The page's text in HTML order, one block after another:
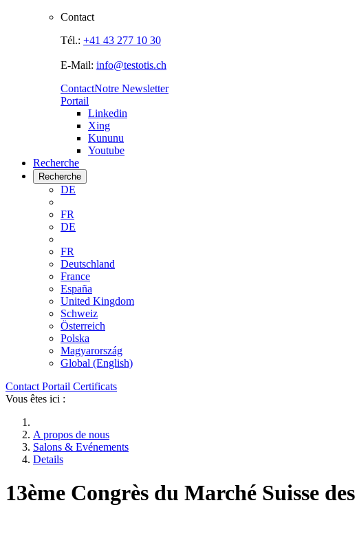
Contact
Tél.: +41 43 277 10 30
E-Mail: info@testotis.ch
ContactNotre Newsletter
Portail
Linkedin
Xing
Kununu
Youtube
Recherche
Recherche
DE
FR
DE
FR
Deutschland
France
España
United Kingdom
Schweiz
Österreich
Polska
Magyarország
Global (English)
Contact Portail Certificats
Vous êtes ici :
A propos de nous
Salons & Evénements
Details
13ème Congrès du Marché Suisse